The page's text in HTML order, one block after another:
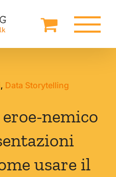
, Data Storytelling
nemico
usare il